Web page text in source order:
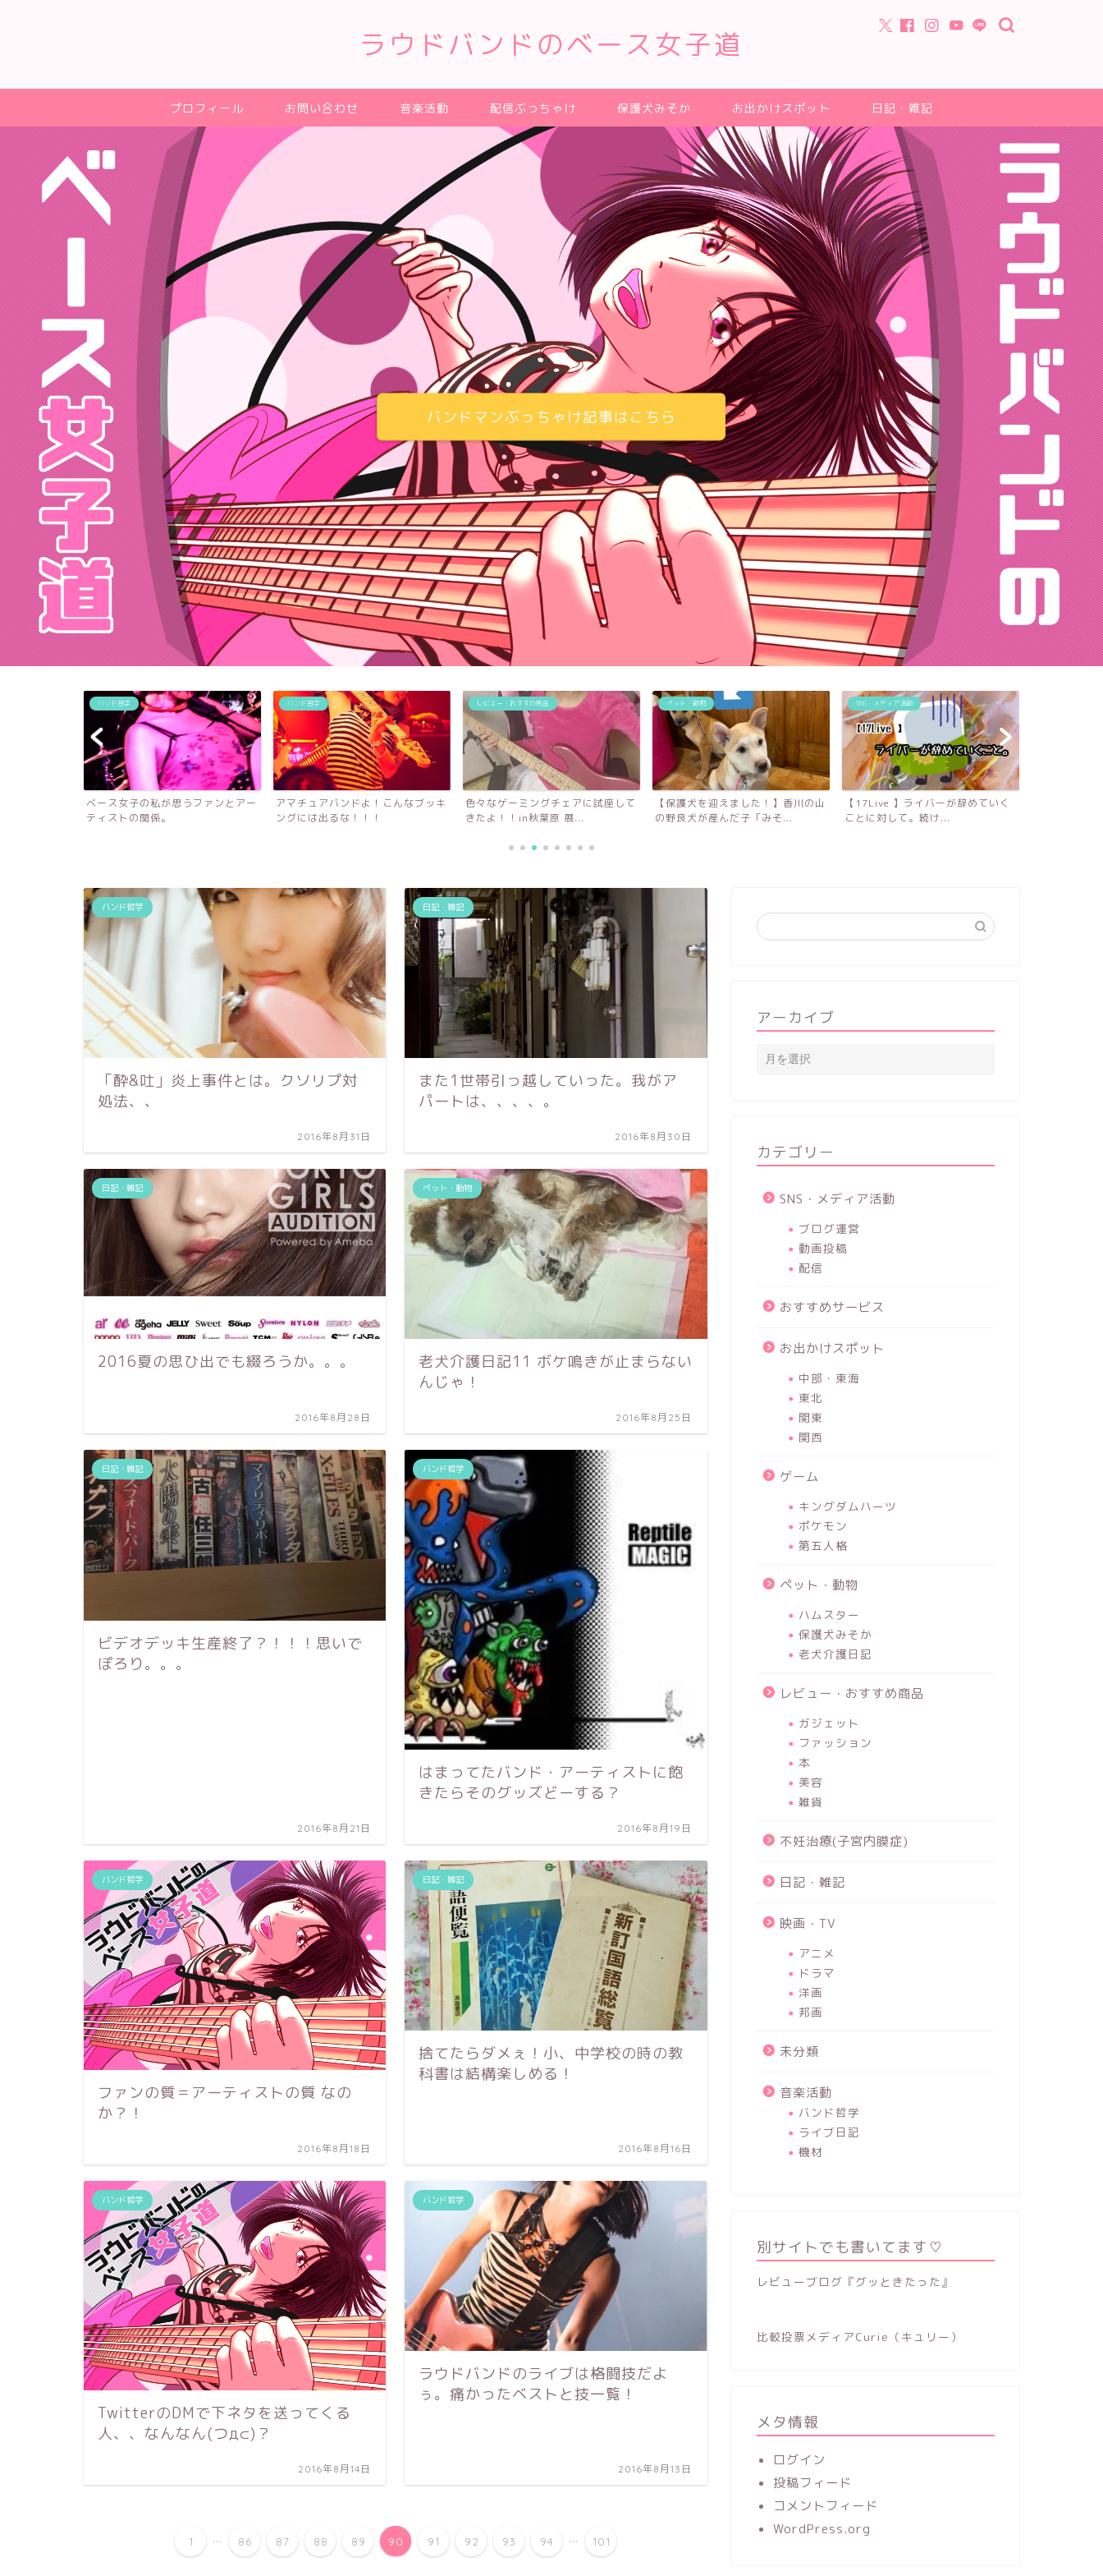
ラウドバンドのベース女子道
プロフィール お問い合わせ 音楽活動 配信ぶっちゃけ 保護犬みそか お出かけスポット 日記・雑記
バンドマンぶっちゃけ記事はこちら
バンド哲学
ベース女子の私が思うファンとアー
ティストの関係。
バンド哲学
アマチュアバンドよ！こんなブッキ
ングには出るな！！！
レビュー・おすすめ商品
色々なゲーミングチェアに試座して
きたよ！！in秋葉原 展...
ペット・動物
【保護犬を迎えました！】香川の山
の野良犬が産んだ子「みそ...
SNS・メディア活動
【17Live 】ライバーが辞めていく
ことに対して。続け...
バンド哲学
「酔&吐」炎上事件とは。クソリプ対
処法、、
2016年8月31日
日記・雑記
また1世帯引っ越していった。我がア
パートは、、、、。
2016年8月30日
日記・雑記
2016夏の思ひ出でも綴ろうか。。。
2016年8月28日
ペット・動物
老犬介護日記11 ボケ鳴きが止まらない
んじゃ！
2016年8月25日
日記・雑記
ビデオデッキ生産終了？！！！思いで
ぽろり。。。
2016年8月21日
バンド哲学
はまってたバンド・アーティストに飽
きたらそのグッズどーする？
2016年8月19日
バンド哲学
ファンの質＝アーティストの質 なの
か？！
2016年8月18日
日記・雑記
捨てたらダメぇ！小、中学校の時の教
科書は結構楽しめる！
2016年8月16日
バンド哲学
TwitterのDMで下ネタを送ってくる
人、、なんなん(つд⊂)？
2016年8月14日
バンド哲学
ラウドバンドのライブは格闘技だよ
ぅ。痛かったベストと技一覧！
2016年8月13日
1 ... 86 87 88 89 90 91 92 93 94 ... 101
アーカイブ
カテゴリー
SNS・メディア活動
ブログ運営
動画投稿
配信
おすすめサービス
お出かけスポット
中部・東海
東北
関東
関西
ゲーム
キングダムハーツ
ポケモン
第五人格
ペット・動物
ハムスター
保護犬みそか
老犬介護日記
レビュー・おすすめ商品
ガジェット
ファッション
本
美容
雑貨
不妊治療(子宮内膜症)
日記・雑記
映画・TV
アニメ
ドラマ
洋画
邦画
未分類
音楽活動
バンド哲学
ライブ日記
機材
別サイトでも書いてます♡
レビューブログ『グッときたった』
比較投票メディアCurie（キュリー）
メタ情報
ログイン
投稿フィード
コメントフィード
WordPress.org